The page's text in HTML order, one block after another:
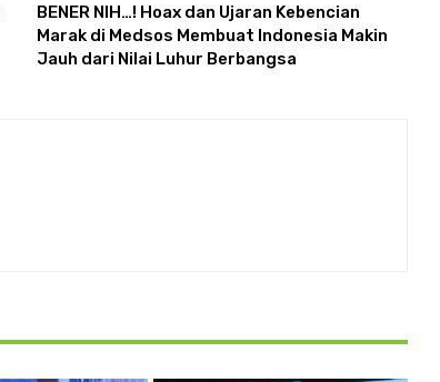
BENER NIH…! Hoax dan Ujaran Kebencian
Marak di Medsos Membuat Indonesia Makin
Jauh dari Nilai Luhur Berbangsa